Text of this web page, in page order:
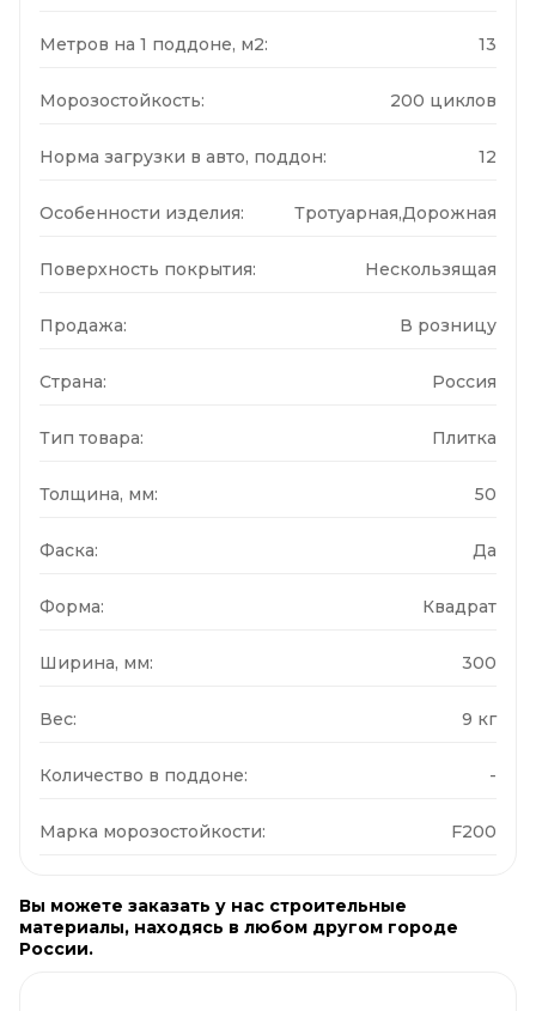
Метров на 1 поддоне, м2: 13
Морозостойкость: 200 циклов
Норма загрузки в авто, поддон: 12
Особенности изделия: Тротуарная,Дорожная
Поверхность покрытия: Нескользящая
Продажа: В розницу
Страна: Россия
Тип товара: Плитка
Толщина, мм: 50
Фаска: Да
Форма: Квадрат
Ширина, мм: 300
Вес: 9 кг
Количество в поддоне: -
Марка морозостойкости: F200
Вы можете заказать у нас строительные
материалы, находясь в любом другом городе
России.